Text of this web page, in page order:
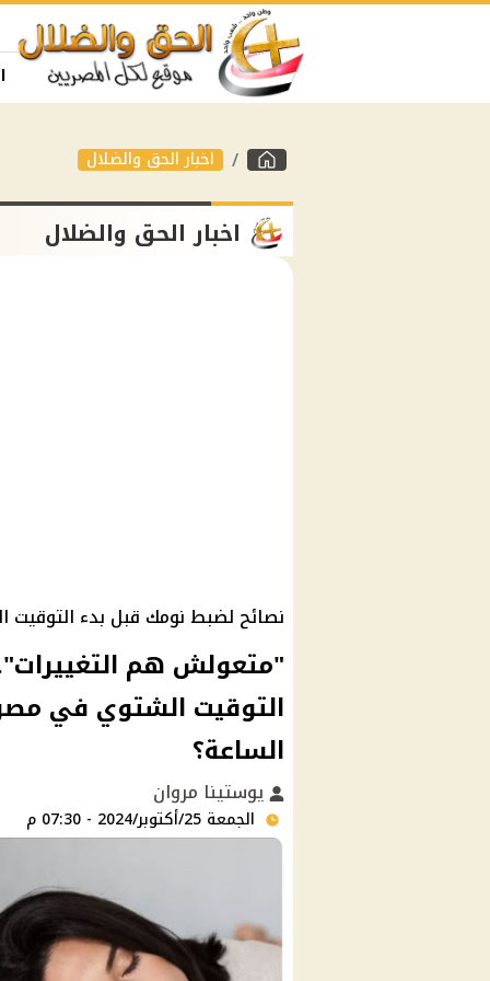
اخبار الحق والضلال
اخبار الحق والضلال
نصائح لضبط نومك قبل بدء التوقيت
"متعولش هم
التوقيت الشتوي في
الساعة؟
يوستينا مروان
الجمعة 25/أكتوبر/2024 - 07:30 م